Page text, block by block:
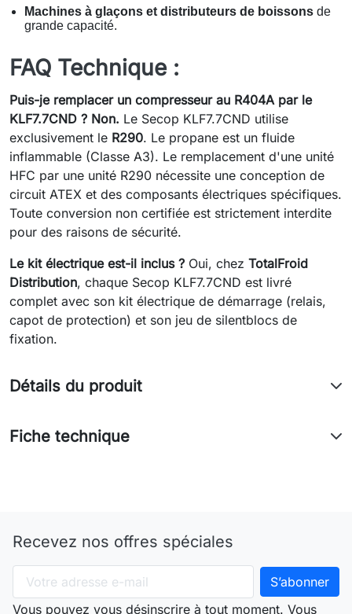
Machines à glaçons et distributeurs de boissons de
grande capacité.
FAQ Technique :
Puis-je remplacer un compresseur au R404A par le
KLF7.7CND ? Non. Le Secop KLF7.7CND utilise
exclusivement le R290. Le propane est un fluide
inflammable (Classe A3). Le remplacement d'une unité
HFC par une unité R290 nécessite une conception de
circuit ATEX et des composants électriques spécifiques.
Toute conversion non certifiée est strictement interdite
pour des raisons de sécurité.
Le kit électrique est-il inclus ? Oui, chez TotalFroid
Distribution, chaque Secop KLF7.7CND est livré
complet avec son kit électrique de démarrage (relais,
capot de protection) et son jeu de silentblocs de
fixation.
Détails du produit
Fiche technique
Recevez nos offres spéciales
Vous pouvez vous désinscrire à tout moment. Vous